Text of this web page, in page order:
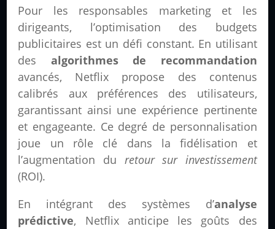
Pour les responsables marketing et les
dirigeants, l’optimisation des budgets
publicitaires est un défi constant. En utilisant
des algorithmes de recommandation
avancés, Netflix propose des contenus
calibrés aux préférences des utilisateurs,
garantissant ainsi une expérience pertinente
et engageante. Ce degré de personnalisation
joue un rôle clé dans la fidélisation et
l’augmentation du retour sur investissement
(ROI).
En intégrant des systèmes d’analyse
prédictive, Netflix anticipe les goûts des